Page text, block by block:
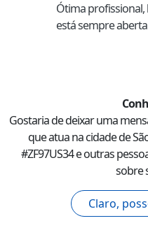
Ótima
está sempre
Gostaria de deixar uma
que atua na cidade de
#ZF97US34e outras
sobre
Claro,